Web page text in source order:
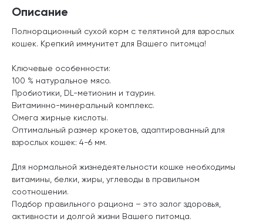
Описание
Полнорационный сухой корм с телятиной для взрослых
кошек. Крепкий иммунитет для Вашего питомца!
Ключевые особенности:
100 % натуральное мясо.
Пробиотики, DL-метионин и таурин.
Витаминно-минеральный комплекс.
Омега жирные кислоты.
Оптимальный размер крокетов, адаптированный для
взрослых кошек: 4-6 мм.
Для нормальной жизнедеятельности кошке необходимы
витамины, белки, жиры, углеводы в правильном
соотношении.
Подбор правильного рациона – это залог здоровья,
активности и долгой жизни Вашего питомца.